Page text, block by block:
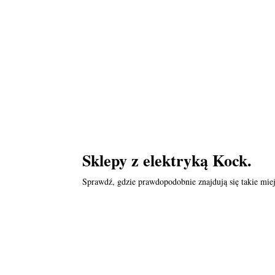
Sklepy z elektryką Kock.
Sprawdź, gdzie prawdopodobnie znajdują się takie